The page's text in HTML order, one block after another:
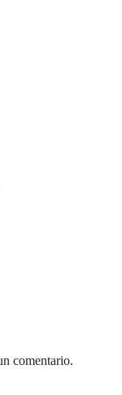
comentario.